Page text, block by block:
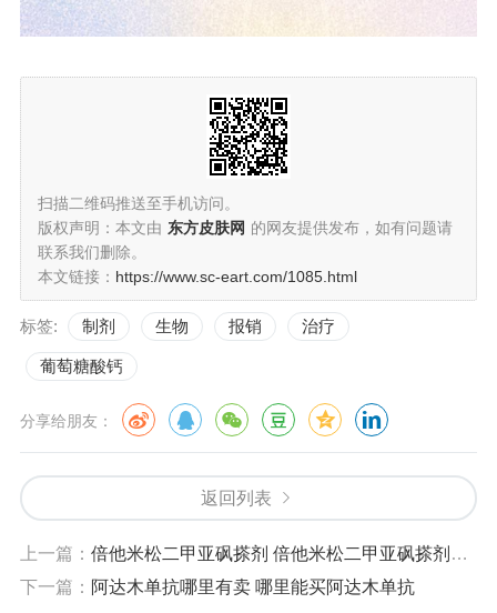
扫描二维码推送至手机访问。
版权声明：本文由 东方皮肤网 的网友提供发布，如有问题请
联系我们删除。
本文链接： https://www.sc-eart.com/1085.html
标签: 制剂 生物 报销 治疗
葡萄糖酸钙
分享给朋友：
返回列表
上一篇： 倍他米松二甲亚砜搽剂 倍他米松二甲亚砜搽剂可用斑秃头发吗
下一篇： 阿达木单抗哪里有卖 哪里能买阿达木单抗